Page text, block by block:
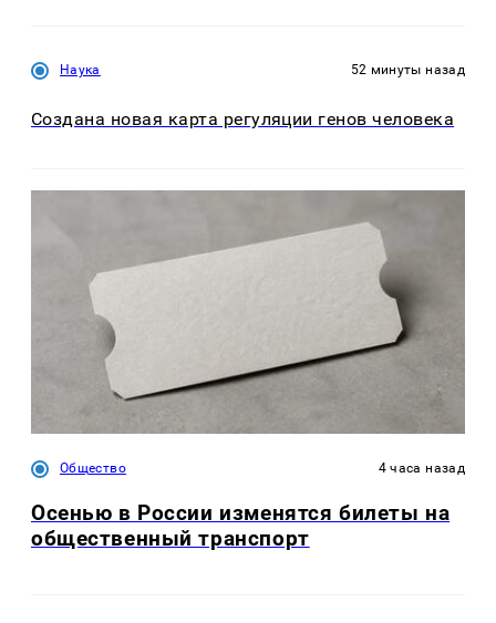
Наука 52 минуты назад
Создана новая карта регуляции генов человека
Общество 4 часа назад
Осенью в России изменятся билеты на
общественный транспорт